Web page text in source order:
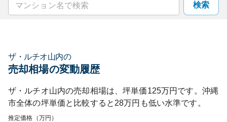
検索
ザ・ルチオ山内の
売却相場の変動履歴
ザ・ルチオ山内の売却相場は、坪単価125万円です。 沖縄
市全体の坪単価と比較すると 28万円も低い水準です。
推定価格（万円）